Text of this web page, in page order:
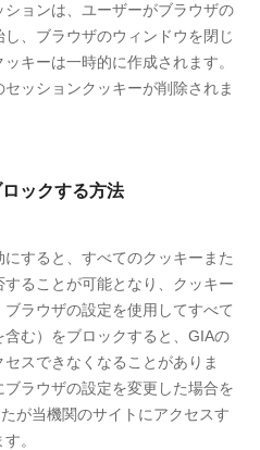
ョンは、ユーザーがブラウザの
、ブラウザのウィンドウを閉じ
キーは一時的に作成されます。
ッションクッキーが削除されま
ックする方法
すると、すべてのクッキーまた
ることが可能となり、クッキー
ラウザの設定を使用してすべて
む）をブロックすると、GIAの
スできなくなることがありま
ラウザの設定を変更した場合を
が当機関のサイトにアクセスす
。